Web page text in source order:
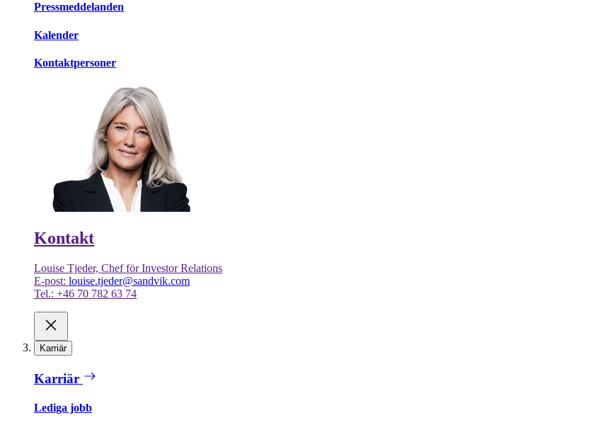
Pressmeddelanden
Kalender
Kontaktpersoner
Kontakt
Louise Tjeder, Chef för Investor Relations
E-post: louise.tjeder@sandvik.com
Tel.: +46 70 782 63 74
Karriär
Karriär
Lediga jobb